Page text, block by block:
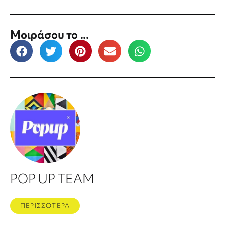
Μοιράσου το ...
POP UP TEAM
ΠΕΡΙΣΣΟΤΕΡΑ